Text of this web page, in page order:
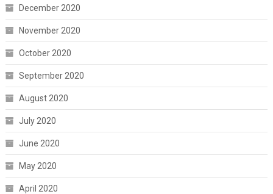
December 2020
November 2020
October 2020
September 2020
August 2020
July 2020
June 2020
May 2020
April 2020